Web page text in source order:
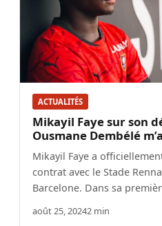
ACTUALITÉS
Mikayil Faye sur son
Ousmane Dembélé
Mikayil Faye a
contrat avec le Stade
Barcelone. Dans sa
août 25, 20242 min